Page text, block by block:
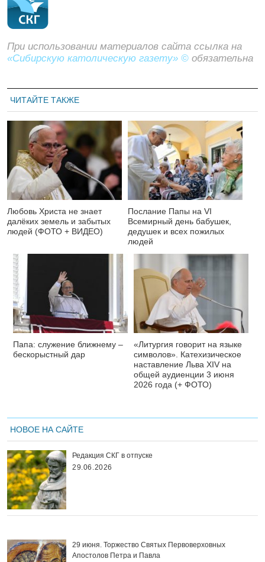
При использовании материалов сайта ссылка на
«Сибирскую католическую газету» © обязательна
ЧИТАЙТЕ ТАКЖЕ
Любовь Христа не знает
далёких земель и забытых
людей (ФОТО + ВИДЕО)
Послание Папы на VI
Всемирный день бабушек,
дедушек и всех пожилых
людей
Папа: служение ближнему –
бескорыстный дар
«Литургия говорит на языке
символов». Катехизическое
наставление Льва XIV на
общей аудиенции 3 июня
2026 года (+ ФОТО)
НОВОЕ НА САЙТЕ
Редакция СКГ в отпуске
29.06.2026
29 июня. Торжество Святых Первоверховных
Апостолов Петра и Павла